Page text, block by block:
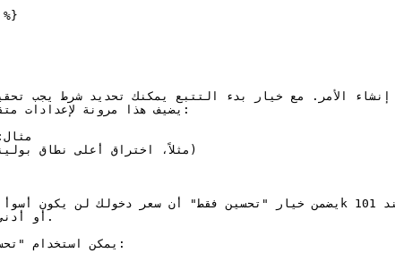
إنشاء الأمر. مع خيار بدء التتبع يمكنك تحديد شرط يجب
يمكن استخدام